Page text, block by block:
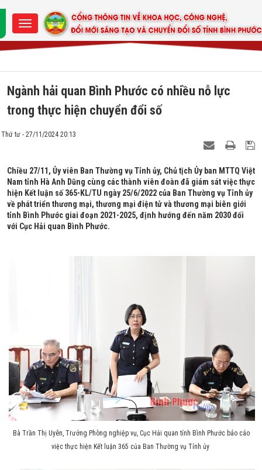
Ngành hải quan Bình Phước có nhiều nỗ lực
trong thực hiện chuyển đổi số
Thứ tư - 27/11/2024 20:13
Chiều 27/11, Ủy viên Ban Thường vụ Tỉnh ủy, Chủ tịch Ủy ban MTTQ Việt
Nam tỉnh Hà Anh Dũng cùng các thành viên đoàn đã giám sát việc thực
hiện Kết luận số 365-KL/TU ngày 25/6/2022 của Ban Thường vụ Tỉnh ủy
về phát triển thương mại, thương mại điện tử và thương mại biên giới
tỉnh Bình Phước giai đoạn 2021-2025, định hướng đến năm 2030 đối
với Cục Hải quan Bình Phước.
Bà Trần Thị Uyên, Trưởng Phòng nghiệp vụ, Cục Hải quan tỉnh Bình Phước báo cáo
việc thực hiện Kết luận 365 của Ban Thường vụ Tỉnh ủy